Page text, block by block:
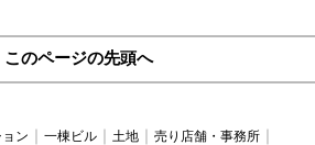
このページの先頭へ
ン 一棟ビル 土地
売り店舗・事務所